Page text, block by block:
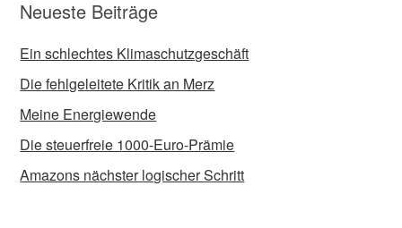
Neueste Beiträge
Ein schlechtes Klimaschutzgeschäft
Die fehlgeleitete Kritik an Merz
Meine Energiewende
Die steuerfreie 1000-Euro-Prämie
Amazons nächster logischer Schritt